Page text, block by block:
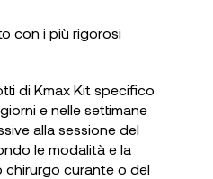
con i più rigorosi
di Kmax Kit specifico
e nelle settimane
alla sessione del
le modalità e la
chirurgo curante o del